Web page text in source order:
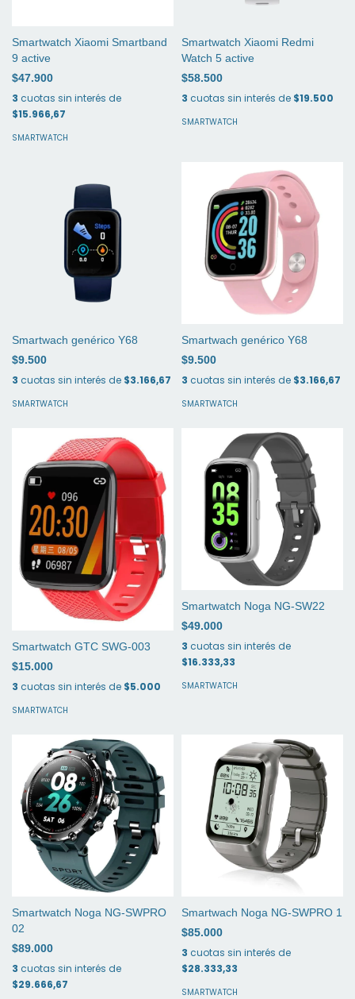
Smartwatch Xiaomi Smartband
9 active
$47.900
3 cuotas sin interés de
$15.966,67
SMARTWATCH
Smartwatch Xiaomi Redmi
Watch 5 active
$58.500
3 cuotas sin interés de $19.500
SMARTWATCH
Smartwach genérico Y68
$9.500
3 cuotas sin interés de $3.166,67
SMARTWATCH
Smartwach genérico Y68
$9.500
3 cuotas sin interés de $3.166,67
SMARTWATCH
Smartwatch GTC SWG-003
$15.000
3 cuotas sin interés de $5.000
SMARTWATCH
Smartwatch Noga NG-SW22
$49.000
3 cuotas sin interés de
$16.333,33
SMARTWATCH
Smartwatch Noga NG-SWPRO
02
$89.000
3 cuotas sin interés de
$29.666,67
Smartwach Noga NG-SWPRO 1
$85.000
3 cuotas sin interés de
$28.333,33
SMARTWATCH